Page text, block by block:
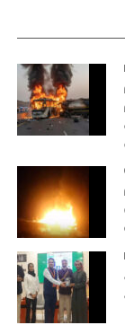
മഴയ്ക്കുള്ള
പ്രത്യേക
അധികൃതര്‍